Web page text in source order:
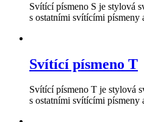
Svítící písmeno S je stylová
s ostatními svítícími písmeny
Svítící písmeno T
Svítící písmeno T je stylová
s ostatními svítícími písmeny